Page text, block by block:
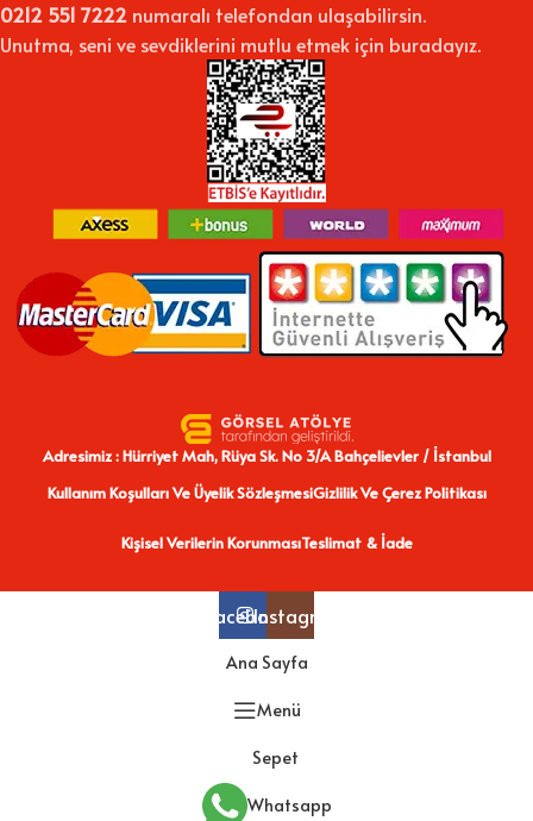
0212 551 7222 numaralı telefondan ulaşabilirsin.
Unutma, seni ve sevdiklerini mutlu etmek için buradayız.
Adresimiz : Hürriyet Mah, Rüya Sk. No 3/A Bahçelievler / İstanbul
Kullanım Koşulları Ve Üyelik SözleşmesiGizlilik Ve Çerez Politikası
Kişisel Verilerin KorunmasıTeslimat & İade
FacebookInstagram
Ana Sayfa
Menü
Sepet
Whatsapp